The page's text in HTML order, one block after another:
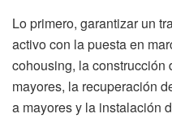
Lo primero, garantizar un
activo con la puesta en
cohousing, la construcción
mayores, la recuperación
a mayores y la instalación